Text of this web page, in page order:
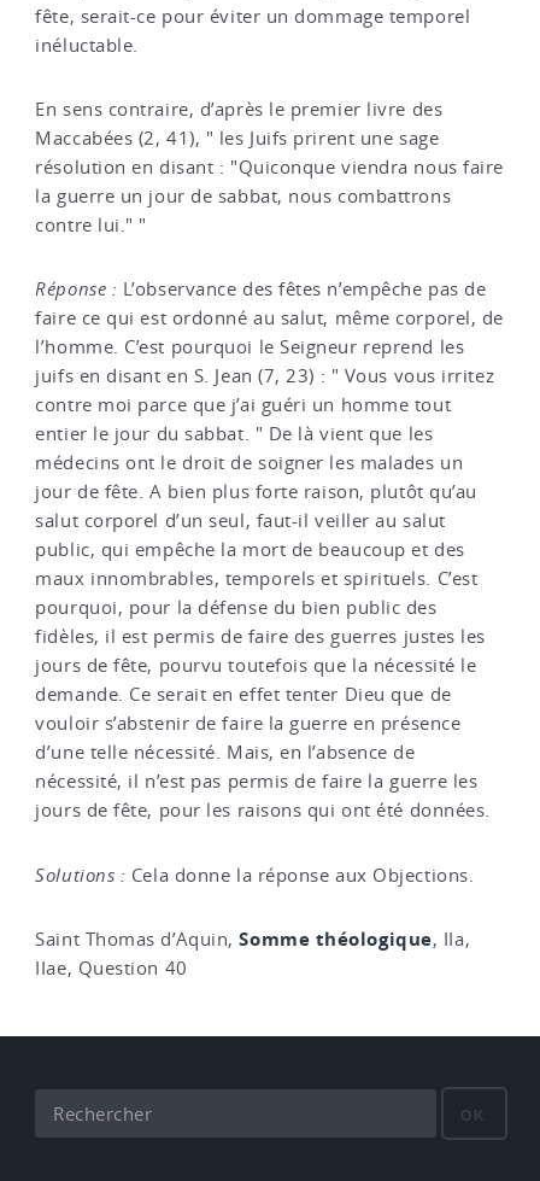
fête, serait-ce pour éviter un dommage temporel
inéluctable.
En sens contraire, d’après le premier livre des
Maccabées (2, 41), " les Juifs prirent une sage
résolution en disant : "Quiconque viendra nous faire
la guerre un jour de sabbat, nous combattrons
contre lui." "
Réponse : L’observance des fêtes n’empêche pas de
faire ce qui est ordonné au salut, même corporel, de
l’homme. C’est pourquoi le Seigneur reprend les
juifs en disant en S. Jean (7, 23) : " Vous vous irritez
contre moi parce que j’ai guéri un homme tout
entier le jour du sabbat. " De là vient que les
médecins ont le droit de soigner les malades un
jour de fête. A bien plus forte raison, plutôt qu’au
salut corporel d’un seul, faut-il veiller au salut
public, qui empêche la mort de beaucoup et des
maux innombrables, temporels et spirituels. C’est
pourquoi, pour la défense du bien public des
fidèles, il est permis de faire des guerres justes les
jours de fête, pourvu toutefois que la nécessité le
demande. Ce serait en effet tenter Dieu que de
vouloir s’abstenir de faire la guerre en présence
d’une telle nécessité. Mais, en l’absence de
nécessité, il n’est pas permis de faire la guerre les
jours de fête, pour les raisons qui ont été données.
Solutions : Cela donne la réponse aux Objections.
Saint Thomas d’Aquin,Somme théologique, IIa,
IIae, Question 40
OK